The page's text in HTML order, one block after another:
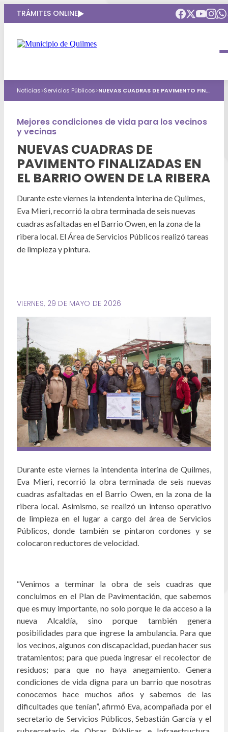
TRÁMITES ONLINE
Intendenta
Gobierno Abierto
Áreas de gobierno
Puntos de interés
Mapa interactivo
Defensoria del Pueblo
Seguridad
GIRSU
Culturas
Deportes
Ambiente
Mujeres y Diversidades
Derechos Humanos
Empleo y Formación Laboral
Internacionales
ARQUI
Mi Quilmes Digital
Atención a la comunidad
Defensa del consumidor
Noticias>Servicios Públicos> NUEVAS CUADRAS DE PAVIMENTO FINALIZADAS EN EL BARRIO OWEN DE LA RIBERA
Mejores condiciones de vida para los vecinos
y vecinas
NUEVAS CUADRAS DE
PAVIMENTO FINALIZADAS EN
EL BARRIO OWEN DE LA RIBERA
Durante este viernes la intendenta interina de Quilmes,
Eva Mieri, recorrió la obra terminada de seis nuevas
cuadras asfaltadas en el Barrio Owen, en la zona de la
ribera local. El Área de Servicios Públicos realizó tareas
de limpieza y pintura.
VIERNES, 29 DE MAYO DE 2026
Durante este viernes la intendenta interina de Quilmes,
Eva Mieri, recorrió la obra terminada de seis nuevas
cuadras asfaltadas en el Barrio Owen, en la zona de la
ribera local. Asimismo, se realizó un intenso operativo
de limpieza en el lugar a cargo del área de Servicios
Públicos, donde también se pintaron cordones y se
colocaron reductores de velocidad.
“Venimos a terminar la obra de seis cuadras que
concluimos en el Plan de Pavimentación, que sabemos
que es muy importante, no solo porque le da acceso a la
nueva Alcaldía, sino porque también genera
posibilidades para que ingrese la ambulancia. Para que
los vecinos, algunos con discapacidad, puedan hacer sus
tratamientos; para que pueda ingresar el recolector de
residuos; para que no haya anegamiento. Genera
condiciones de vida digna para un barrio que nosotras
conocemos hace muchos años y sabemos de las
dificultades que tenían”, afirmó Eva, acompañada por el
secretario de Servicios Públicos, Sebastián García y el